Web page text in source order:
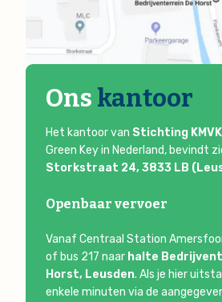
Ons kantoor
Het kantoor van Stichting KMVK
Green Key in Nederland, bevindt
Storkstraat 24, 3833 LB
Openbaar vervoer
Vanaf Centraal Station
of bus 217 naar halte
Horst, Leusden. Als je hier
enkele minuten via de